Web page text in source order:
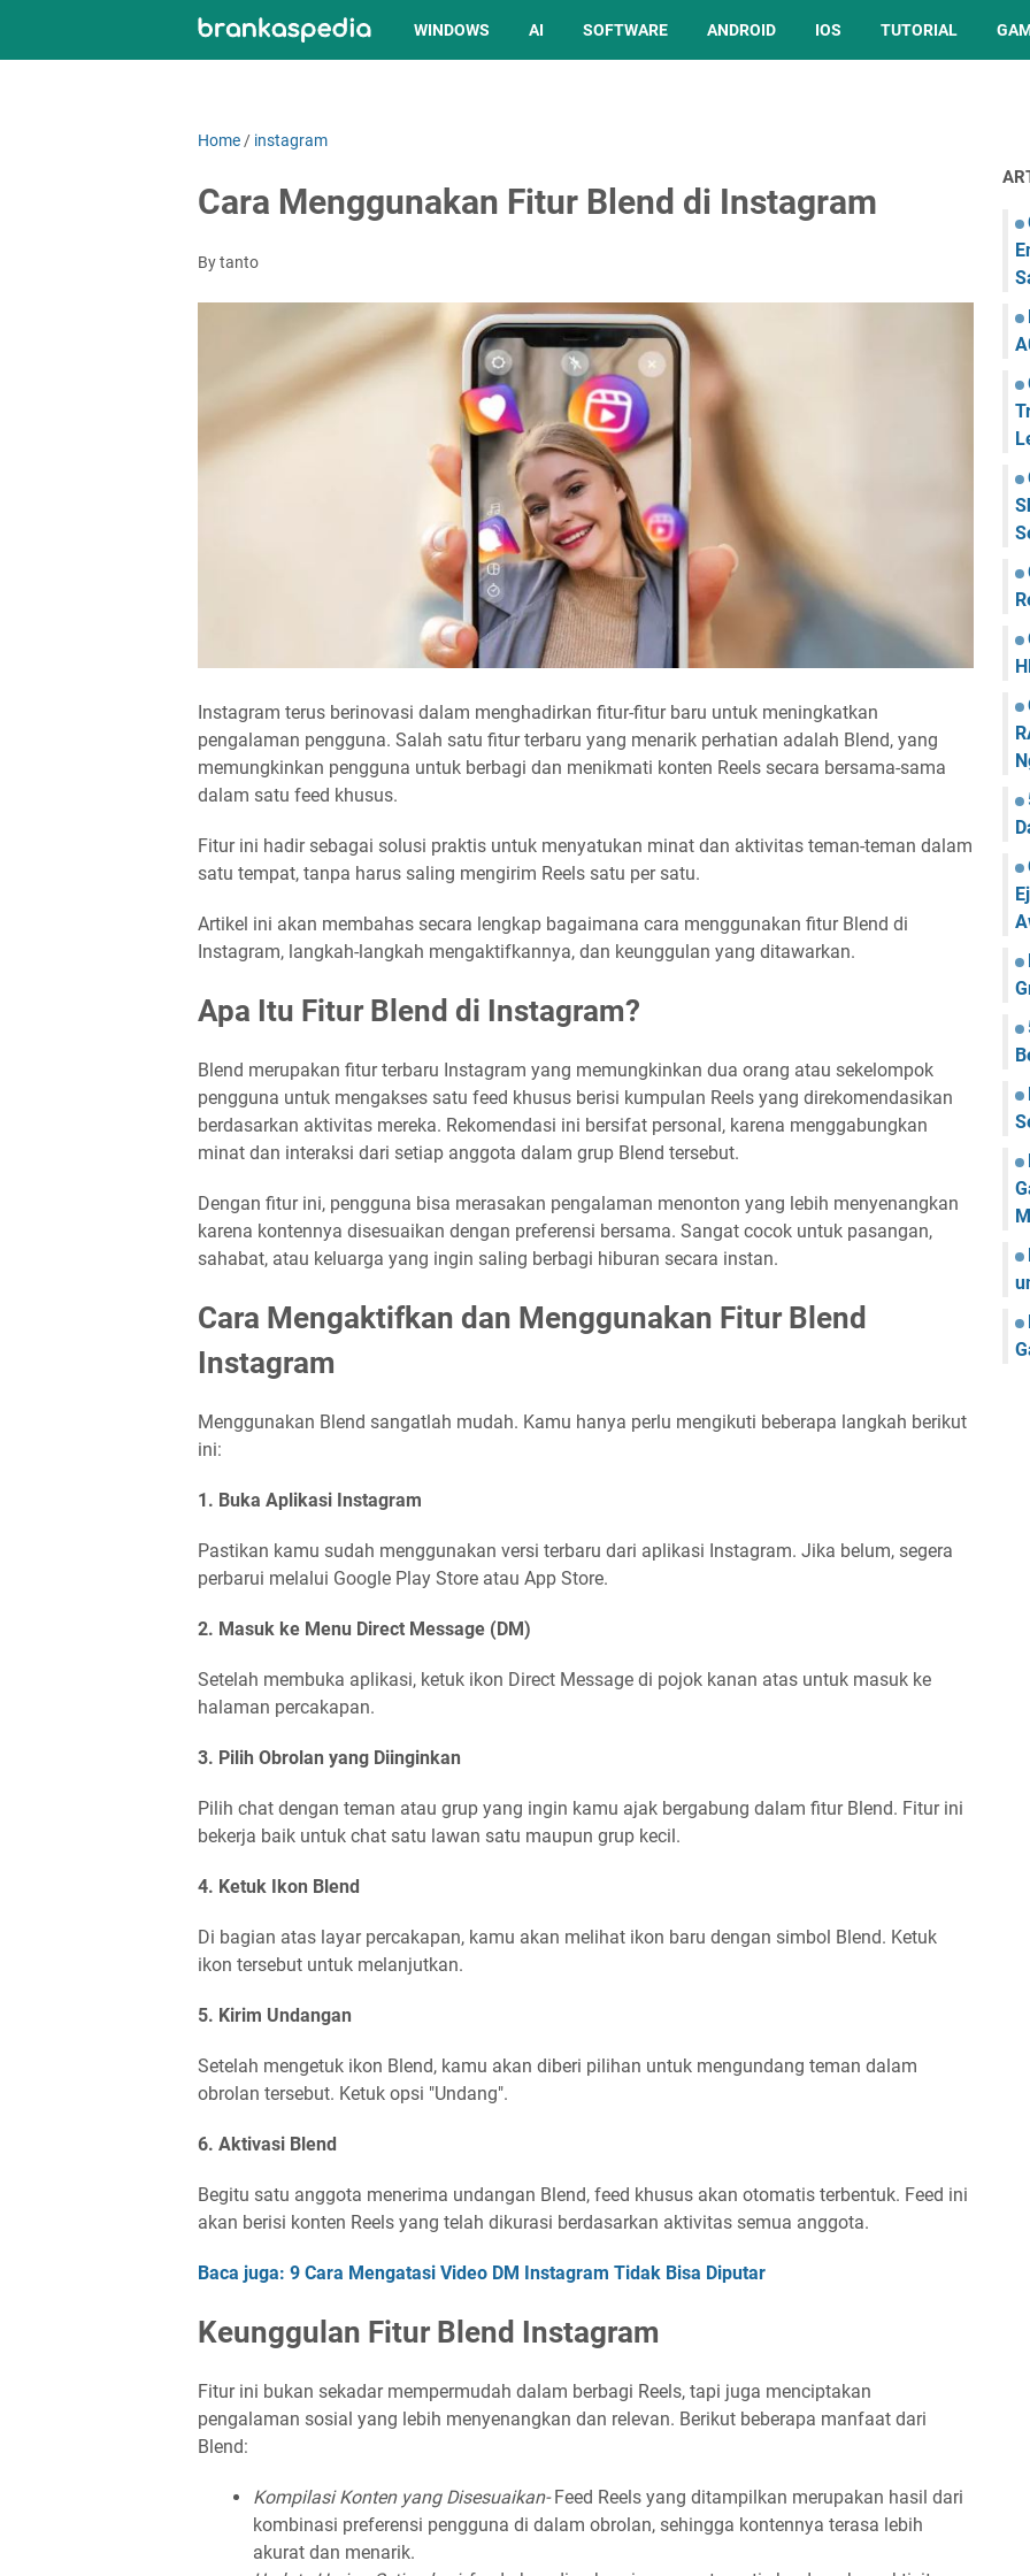
WINDOWS AI SOFTWARE ANDROID IOS TUTORIAL
Home / instagram
Cara Menggunakan Fitur Blend di Instagram
By tanto
Instagram terus berinovasi dalam menghadirkan fitur-fitur baru untuk meningkatkan
pengalaman pengguna. Salah satu fitur terbaru yang menarik perhatian adalah Blend, yang
memungkinkan pengguna untuk berbagi dan menikmati konten Reels secara bersama-sama
dalam satu feed khusus.
Fitur ini hadir sebagai solusi praktis untuk menyatukan minat dan aktivitas teman-teman dalam
satu tempat, tanpa harus saling mengirim Reels satu per satu.
Artikel ini akan membahas secara lengkap bagaimana cara menggunakan fitur Blend di
Instagram, langkah-langkah mengaktifkannya, dan keunggulan yang ditawarkan.
Apa Itu Fitur Blend di Instagram?
Blend merupakan fitur terbaru Instagram yang memungkinkan dua orang atau sekelompok
pengguna untuk mengakses satu feed khusus berisi kumpulan Reels yang direkomendasikan
berdasarkan aktivitas mereka. Rekomendasi ini bersifat personal, karena menggabungkan
minat dan interaksi dari setiap anggota dalam grup Blend tersebut.
Dengan fitur ini, pengguna bisa merasakan pengalaman menonton yang lebih menyenangkan
karena kontennya disesuaikan dengan preferensi bersama. Sangat cocok untuk pasangan,
sahabat, atau keluarga yang ingin saling berbagi hiburan secara instan.
Cara Mengaktifkan dan Menggunakan Fitur Blend
Instagram
Menggunakan Blend sangatlah mudah. Kamu hanya perlu mengikuti beberapa langkah berikut
ini:
1. Buka Aplikasi Instagram
Pastikan kamu sudah menggunakan versi terbaru dari aplikasi Instagram. Jika belum, segera
perbarui melalui Google Play Store atau App Store.
2. Masuk ke Menu Direct Message (DM)
Setelah membuka aplikasi, ketuk ikon Direct Message di pojok kanan atas untuk masuk ke
halaman percakapan.
3. Pilih Obrolan yang Diinginkan
Pilih chat dengan teman atau grup yang ingin kamu ajak bergabung dalam fitur Blend. Fitur ini
bekerja baik untuk chat satu lawan satu maupun grup kecil.
4. Ketuk Ikon Blend
Di bagian atas layar percakapan, kamu akan melihat ikon baru dengan simbol Blend. Ketuk
ikon tersebut untuk melanjutkan.
5. Kirim Undangan
Setelah mengetuk ikon Blend, kamu akan diberi pilihan untuk mengundang teman dalam
obrolan tersebut. Ketuk opsi "Undang".
6. Aktivasi Blend
Begitu satu anggota menerima undangan Blend, feed khusus akan otomatis terbentuk. Feed ini
akan berisi konten Reels yang telah dikurasi berdasarkan aktivitas semua anggota.
Baca juga: 9 Cara Mengatasi Video DM Instagram Tidak Bisa Diputar
Keunggulan Fitur Blend Instagram
Fitur ini bukan sekadar mempermudah dalam berbagi Reels, tapi juga menciptakan
pengalaman sosial yang lebih menyenangkan dan relevan. Berikut beberapa manfaat dari
Blend:
Kompilasi Konten yang Disesuaikan-Feed Reels yang ditampilkan merupakan hasil dari
kombinasi preferensi pengguna di dalam obrolan, sehingga kontennya terasa lebih
akurat dan menarik.